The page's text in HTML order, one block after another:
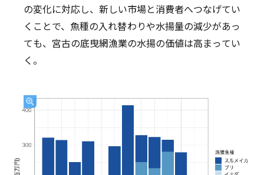
の変化に対応し、新しい市場と消費者へつなげてい
くことで、魚種の入れ替わりや水揚量の減少があっ
ても、宮古の底曳網漁業の水揚の価値は高まってい
く。